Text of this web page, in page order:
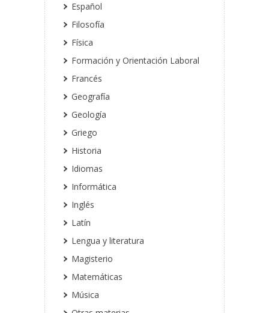
Español
Filosofía
Física
Formación y Orientación Laboral
Francés
Geografía
Geología
Griego
Historia
Idiomas
Informática
Inglés
Latín
Lengua y literatura
Magisterio
Matemáticas
Música